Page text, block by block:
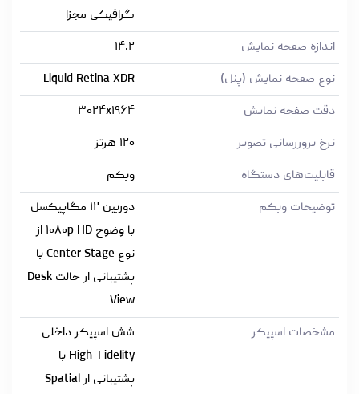
گرافیکی مجزا
اندازه صفحه نمایش
۱۴.۲
نوع صفحه نمایش (پنل)
Liquid Retina XDR
دقت صفحه نمایش
۳۰۲۴x۱۹۶۴
نرخ بروزرسانی تصویر
۱۲۰ هرتز
قابلیت‌های دستگاه
وبکم
توضیحات وبکم
دوربین ۱۲ مگاپیکسل
با وضوح ۱۰۸۰p HD از
نوع Center Stage با
پشتیبانی از حالت Desk
View
مشخصات اسپیکر
شش اسپیکر داخلی
High-Fidelity با
پشتیبانی از Spatial